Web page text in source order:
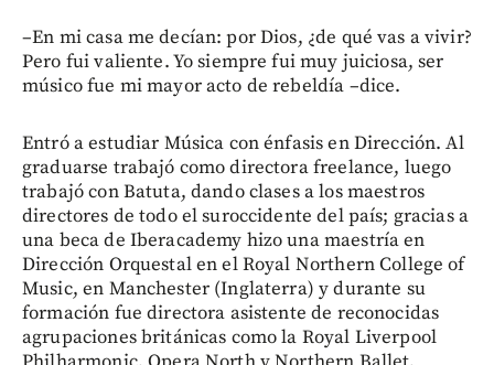
–En mi casa me decían: por Dios, ¿de qué vas a vivir?
Pero fui valiente. Yo siempre fui muy juiciosa, ser
músico fue mi mayor acto de rebeldía –dice.
Entró a estudiar Música con énfasis en Dirección. Al
graduarse trabajó como directora freelance, luego
trabajó con Batuta, dando clases a los maestros
directores de todo el suroccidente del país; gracias a
una beca de Iberacademy hizo una maestría en
Dirección Orquestal en el Royal Northern College of
Music, en Manchester (Inglaterra) y durante su
formación fue directora asistente de reconocidas
agrupaciones británicas como la Royal Liverpool